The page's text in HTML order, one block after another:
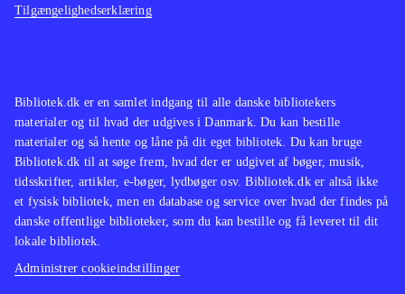
Bibliotek.dk er en samlet indgang til alle danske bibliotekers
materialer og til hvad der udgives i Danmark. Du kan bestille
materialer og så hente og låne på dit eget bibliotek. Du kan bruge
Bibliotek.dk til at søge frem, hvad der er udgivet af bøger, musik,
tidsskrifter, artikler, e-bøger, lydbøger osv. Bibliotek.dk er altså ikke
et fysisk bibliotek, men en database og service over hvad der findes på
danske offentlige biblioteker, som du kan bestille og få leveret til dit
lokale bibliotek.
Administrer cookieindstillinger
Tilgængelighedserklæring